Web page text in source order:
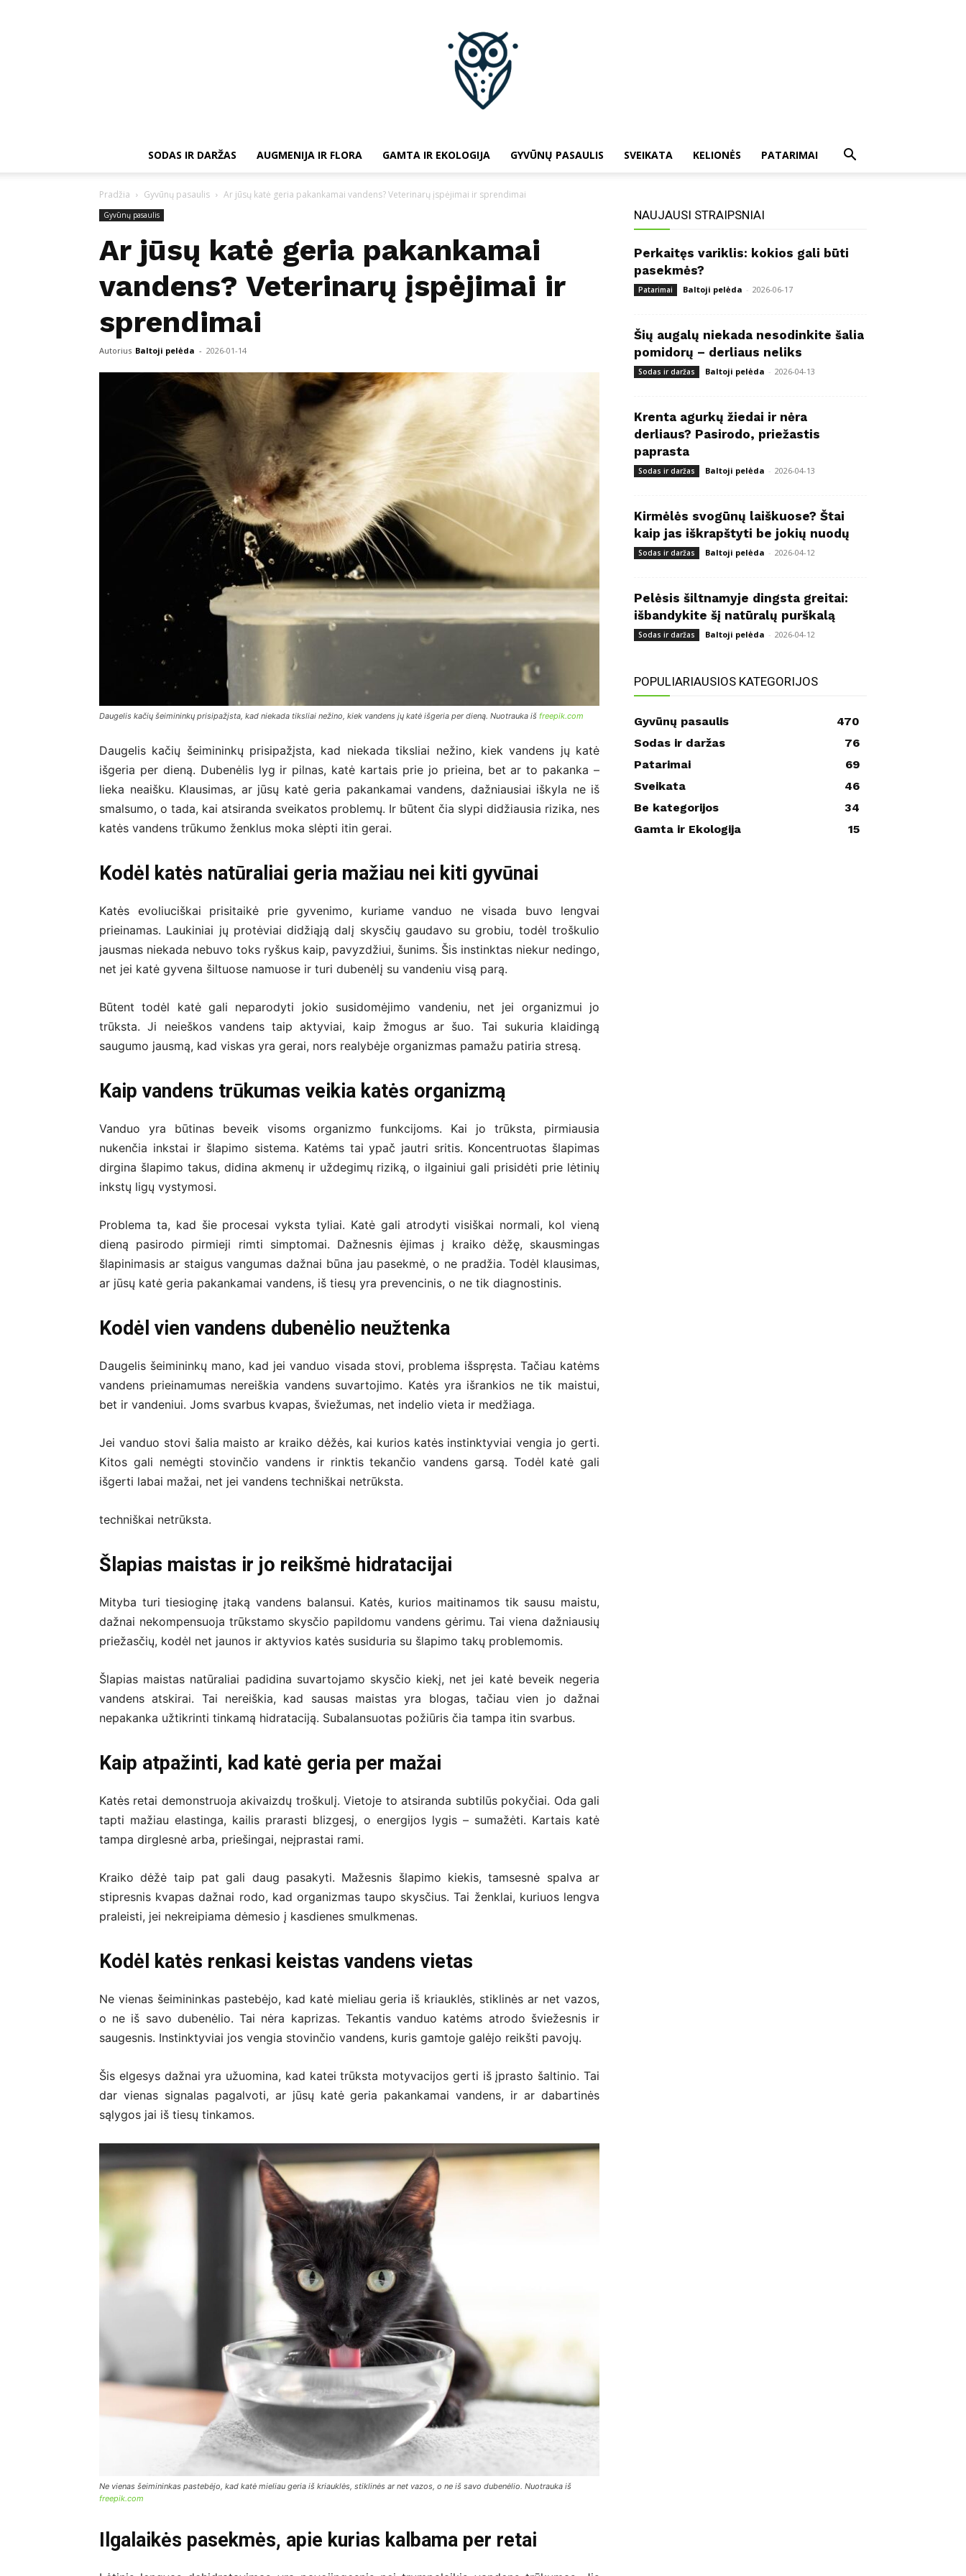
SODAS IR DARŽAS AUGMENIJA IR FLORA GAMTA IR EKOLOGIJA GYVŪNŲ PASAULIS SVEIKATA KELIONĖS PATARIMAI
Pradžia Gyvūnų pasaulis Ar jūsų katė geria pakankamai vandens? Veterinarų įspėjimai ir sprendimai
Gyvūnų pasaulis
Ar jūsų katė geria pakankamai
vandens? Veterinarų įspėjimai ir
sprendimai
Autorius Baltoji pelėda - 2026-01-14
Daugelis kačių šeimininkų prisipažįsta, kad niekada tiksliai nežino, kiek vandens jų katė išgeria per dieną. Nuotrauka iš freepik.com
Daugelis kačių šeimininkų prisipažįsta, kad niekada tiksliai nežino, kiek vandens jų katė
išgeria per dieną. Dubenėlis lyg ir pilnas, katė kartais prie jo prieina, bet ar to pakanka –
lieka neaišku. Klausimas, ar jūsų katė geria pakankamai vandens, dažniausiai iškyla ne iš
smalsumo, o tada, kai atsiranda sveikatos problemų. Ir būtent čia slypi didžiausia rizika, nes
katės vandens trūkumo ženklus moka slėpti itin gerai.
Kodėl katės natūraliai geria mažiau nei kiti gyvūnai
Katės evoliuciškai prisitaikė prie gyvenimo, kuriame vanduo ne visada buvo lengvai
prieinamas. Laukiniai jų protėviai didžiąją dalį skysčių gaudavo su grobiu, todėl troškulio
jausmas niekada nebuvo toks ryškus kaip, pavyzdžiui, šunims. Šis instinktas niekur nedingo,
net jei katė gyvena šiltuose namuose ir turi dubenėlį su vandeniu visą parą.
Būtent todėl katė gali neparodyti jokio susidomėjimo vandeniu, net jei organizmui jo
trūksta. Ji neieškos vandens taip aktyviai, kaip žmogus ar šuo. Tai sukuria klaidingą
saugumo jausmą, kad viskas yra gerai, nors realybėje organizmas pamažu patiria stresą.
Kaip vandens trūkumas veikia katės organizmą
Vanduo yra būtinas beveik visoms organizmo funkcijoms. Kai jo trūksta, pirmiausia
nukenčia inkstai ir šlapimo sistema. Katėms tai ypač jautri sritis. Koncentruotas šlapimas
dirgina šlapimo takus, didina akmenų ir uždegimų riziką, o ilgainiui gali prisidėti prie lėtinių
inkstų ligų vystymosi.
Problema ta, kad šie procesai vyksta tyliai. Katė gali atrodyti visiškai normali, kol vieną
dieną pasirodo pirmieji rimti simptomai. Dažnesnis ėjimas į kraiko dėžę, skausmingas
šlapinimasis ar staigus vangumas dažnai būna jau pasekmė, o ne pradžia. Todėl klausimas,
ar jūsų katė geria pakankamai vandens, iš tiesų yra prevencinis, o ne tik diagnostinis.
Kodėl vien vandens dubenėlio neužtenka
Daugelis šeimininkų mano, kad jei vanduo visada stovi, problema išspręsta. Tačiau katėms
vandens prieinamumas nereiškia vandens suvartojimo. Katės yra išrankios ne tik maistui,
bet ir vandeniui. Joms svarbus kvapas, šviežumas, net indelio vieta ir medžiaga.
Jei vanduo stovi šalia maisto ar kraiko dėžės, kai kurios katės instinktyviai vengia jo gerti.
Kitos gali nemėgti stovinčio vandens ir rinktis tekančio vandens garsą. Todėl katė gali
išgerti labai mažai, net jei vandens techniškai netrūksta.
techniškai netrūksta.
Šlapias maistas ir jo reikšmė hidratacijai
Mityba turi tiesioginę įtaką vandens balansui. Katės, kurios maitinamos tik sausu maistu,
dažnai nekompensuoja trūkstamo skysčio papildomu vandens gėrimu. Tai viena dažniausių
priežasčių, kodėl net jaunos ir aktyvios katės susiduria su šlapimo takų problemomis.
Šlapias maistas natūraliai padidina suvartojamo skysčio kiekį, net jei katė beveik negeria
vandens atskirai. Tai nereiškia, kad sausas maistas yra blogas, tačiau vien jo dažnai
nepakanka užtikrinti tinkamą hidrataciją. Subalansuotas požiūris čia tampa itin svarbus.
Kaip atpažinti, kad katė geria per mažai
Katės retai demonstruoja akivaizdų troškulį. Vietoje to atsiranda subtilūs pokyčiai. Oda gali
tapti mažiau elastinga, kailis prarasti blizgesį, o energijos lygis – sumažėti. Kartais katė
tampa dirglesnė arba, priešingai, neįprastai rami.
Kraiko dėžė taip pat gali daug pasakyti. Mažesnis šlapimo kiekis, tamsesnė spalva ar
stipresnis kvapas dažnai rodo, kad organizmas taupo skysčius. Tai ženklai, kuriuos lengva
praleisti, jei nekreipiama dėmesio į kasdienes smulkmenas.
Kodėl katės renkasi keistas vandens vietas
Ne vienas šeimininkas pastebėjo, kad katė mieliau geria iš kriauklės, stiklinės ar net vazos,
o ne iš savo dubenėlio. Tai nėra kaprizas. Tekantis vanduo katėms atrodo šviežesnis ir
saugesnis. Instinktyviai jos vengia stovinčio vandens, kuris gamtoje galėjo reikšti pavojų.
Šis elgesys dažnai yra užuomina, kad katei trūksta motyvacijos gerti iš įprasto šaltinio. Tai
dar vienas signalas pagalvoti, ar jūsų katė geria pakankamai vandens, ir ar dabartinės
sąlygos jai iš tiesų tinkamos.
Ne vienas šeimininkas pastebėjo, kad katė mieliau geria iš kriauklės, stiklinės ar net vazos, o ne iš savo dubenėlio. Nuotrauka iš
freepik.com
Ilgalaikės pasekmės, apie kurias kalbama per retai
NAUJAUSI STRAIPSNIAI
Perkaitęs variklis: kokios gali būti
pasekmės?
Patarimai Baltoji pelėda - 2026-06-17
Šių augalų niekada nesodinkite šalia
pomidorų – derliaus neliks
Sodas ir daržas Baltoji pelėda - 2026-04-13
Krenta agurkų žiedai ir nėra
derliaus? Pasirodo, priežastis
paprasta
Sodas ir daržas Baltoji pelėda - 2026-04-13
Kirmėlės svogūnų laiškuose? Štai
kaip jas iškrapštyti be jokių nuodų
Sodas ir daržas Baltoji pelėda - 2026-04-12
Pelėsis šiltnamyje dingsta greitai:
išbandykite šį natūralų purškalą
Sodas ir daržas Baltoji pelėda - 2026-04-12
POPULIARIAUSIOS KATEGORIJOS
Gyvūnų pasaulis
470
Sodas ir daržas
76
Patarimai
69
Sveikata
46
Be kategorijos
34
Gamta ir Ekologija
15